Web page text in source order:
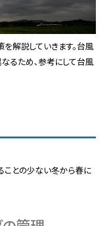
解説していきます。台風
るため、参考にして台風
ことの少ない冬から春に